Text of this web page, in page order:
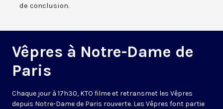
de conclusion.
Vêpres à Notre-Dame de
Paris
Chaque jour à 17h30, KTO filme et retransmet les Vêpres
depuis Notre-Dame de Paris rouverte. Les Vêpres font partie